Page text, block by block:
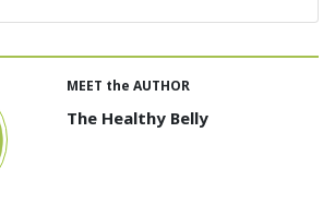
MEET the AUTHOR
The Healthy Belly